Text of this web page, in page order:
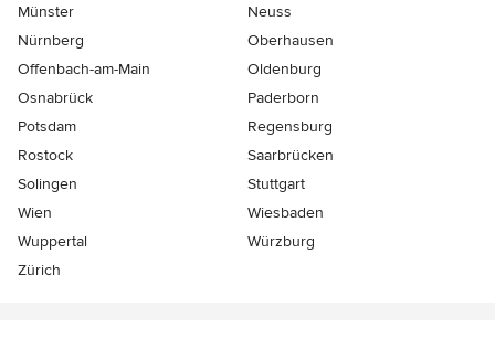
Münster
Neuss
Nürnberg
Oberhausen
Offenbach-am-Main
Oldenburg
Osnabrück
Paderborn
Potsdam
Regensburg
Rostock
Saarbrücken
Solingen
Stuttgart
Wien
Wiesbaden
Wuppertal
Würzburg
Zürich